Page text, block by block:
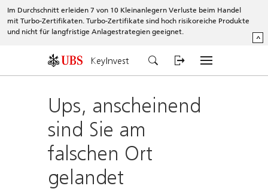
Im Durchschnitt erleiden 7 von 10 Kleinanlegern Verluste beim Handel
mit Turbo-Zertifikaten. Turbo-Zertifikate sind hoch risikoreiche Produkte
und nicht für langfristige Anlagestrategien geeignet.
^
KeyInvest
Ups, anscheinend
sind Sie am
falschen Ort
gelandet